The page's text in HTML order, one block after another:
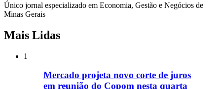
Único jornal especializado em Economia, Gestão e Negócios de
Minas Gerais
Mais Lidas
1
Mercado projeta novo corte de juros
em reunião do Copom nesta quarta